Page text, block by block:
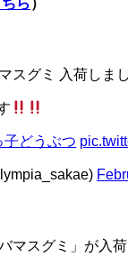
ら ）
スグミ 入荷しま
子どうぶつ
マスグミ」が入荷